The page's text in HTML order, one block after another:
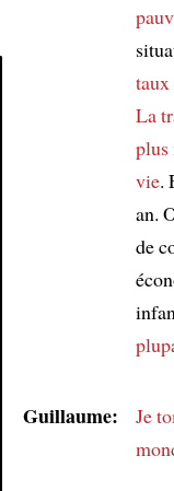
La
plus
vie.
an.
de
Guillaume: Je